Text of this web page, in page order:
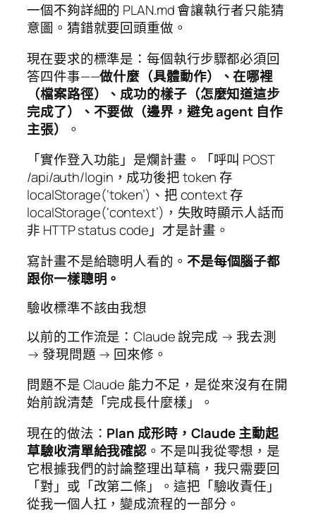
一個不夠詳細的 PLAN.md 會讓執行者只能猜
意圖。猜錯就要回頭重做。
現在要求的標準是：每個執行步驟都必須回
答四件事——做什麼（具體動作）、在哪裡
（檔案路徑）、成功的樣子（怎麼知道這步
完成了）、不要做（邊界，避免 agent 自作
主張）
。
「實作登入功能」是爛計畫。「呼叫 POST
/api/auth/login，成功後把 token 存
localStorage(‘token’)、把 context 存
localStorage(‘context’)，失敗時顯示人話而
非 HTTP status code」才是計畫。
寫計畫不是給聰明人看的。 不是每個腦子都
跟你一樣聰明。
驗收標準不該由我想
以前的工作流是：Claude 說完成 → 我去測
→ 發現問題 → 回來修。
問題不是 Claude 能力不足，是從來沒有在開
始前說清楚「完成長什麼樣」。
現在的做法： Plan 成形時，Claude 主動起
草驗收清單給我確認 。不是叫我從零想，是
它根據我們的討論整理出草稿，我只需要回
「對」或「改第二條」。這把「驗收責任」
從我一個人扛，變成流程的一部分。